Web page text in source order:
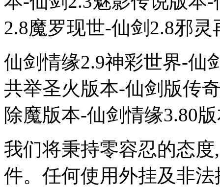
2.8魔罗现世-仙剑2.8邪灵
仙剑情缘2.9神彩世界-仙
共举圣火版本-仙剑版传
除魔版本-仙剑情缘3.80
我们将秉持零容忍的态
件。任何使用外挂及非